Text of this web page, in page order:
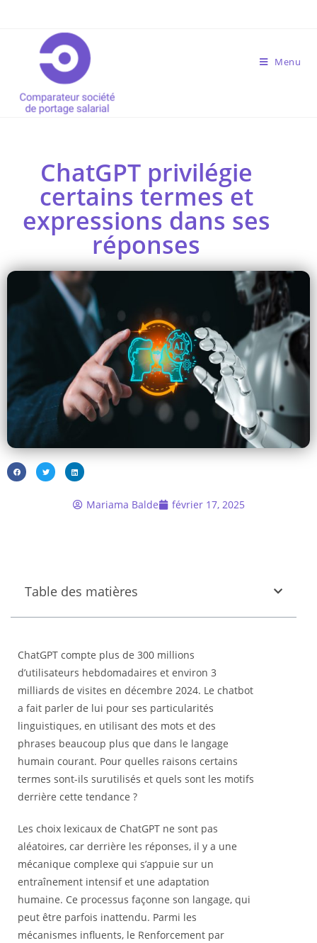
Menu
ChatGPT privilégie
certains termes et
expressions dans ses
réponses
Mariama Balde février 17, 2025
Table des matières
ChatGPT compte plus de 300 millions
d’utilisateurs hebdomadaires et environ 3
milliards de visites en décembre 2024. Le chatbot
a fait parler de lui pour ses particularités
linguistiques, en utilisant des mots et des
phrases beaucoup plus que dans le langage
humain courant. Pour quelles raisons certains
termes sont-ils surutilisés et quels sont les motifs
derrière cette tendance ?
Les choix lexicaux de ChatGPT ne sont pas
aléatoires, car derrière les réponses, il y a une
mécanique complexe qui s’appuie sur un
entraînement intensif et une adaptation
humaine. Ce processus façonne son langage, qui
peut être parfois inattendu. Parmi les
mécanismes influents, le Renforcement par